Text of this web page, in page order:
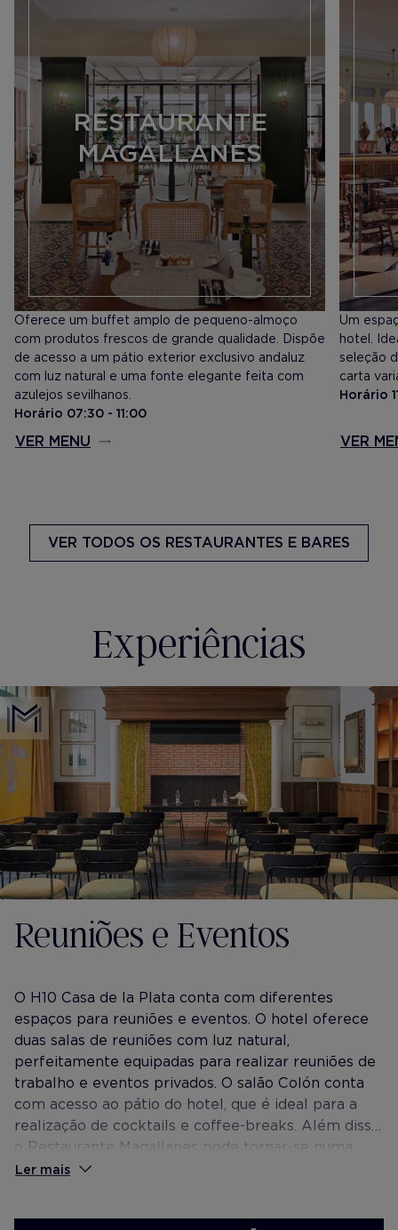
RESTAURANTE
MAGALLANES
Oferece um buffet amplo de pequeno-almoço
com produtos frescos de grande qualidade. Dispõe
de acesso a um pátio exterior exclusivo andaluz
com luz natural e uma fonte elegante feita com
azulejos sevilhanos.
Horário 07:30 - 11:00
VER MENU
​Um
hotel.
seleção
carta
Horário
VER
VER TODOS OS RESTAURANTES E BARES
Experiências
Reuniões e Eventos
O H10 Casa de la Plata conta com diferentes
espaços para reuniões e eventos. O hotel oferece
duas salas de reuniões com luz natural,
perfeitamente equipadas para realizar reuniões de
trabalho e eventos privados. O salão Colón conta
com acesso ao pátio do hotel, que é ideal para a
realização de cocktails e coffee-breaks. Além disso,
o Restaurante Magallanes pode tornar-se numa
sala para comemorações. O Rooftop Bar no último
Ler mais